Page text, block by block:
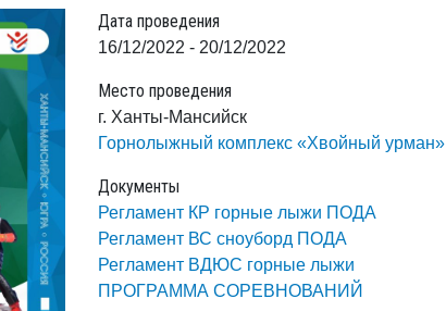
Дата проведения
16/12/2022 - 20/12/2022
Место проведения
г. Ханты-Мансийск
Горнолыжный комплекс «Хвойный урман»
Документы
Регламент КР горные лыжи ПОДА
Регламент ВС сноуборд ПОДА
Регламент ВДЮС горные лыжи
ПРОГРАММА СОРЕВНОВАНИЙ